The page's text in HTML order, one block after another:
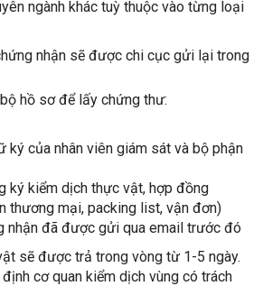
ngành khác tuỳ thuộc vào từng loại
nhận sẽ được chi cục gửi lại trong
hồ sơ để lấy chứng thư:
ký của nhân viên giám sát và bộ phận
ký kiểm dịch thực vật, hợp đồng
thương mại, packing list, vận đơn)
nhận đã được gửi qua email trước đó
sẽ được trả trong vòng từ 1-5 ngày.
cơ quan kiểm dịch vùng có trách